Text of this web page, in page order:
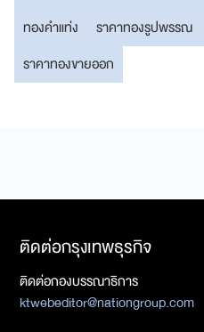
ทองคำแท่ง
ราคาทองรูปพรรณ
ราคาทองขายออก
ติดต่อกรุงเทพธุรกิจ
ติดต่อกองบรรณาธิการ
ktwebeditor@nationgroup.com